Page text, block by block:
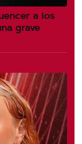
a los
grave